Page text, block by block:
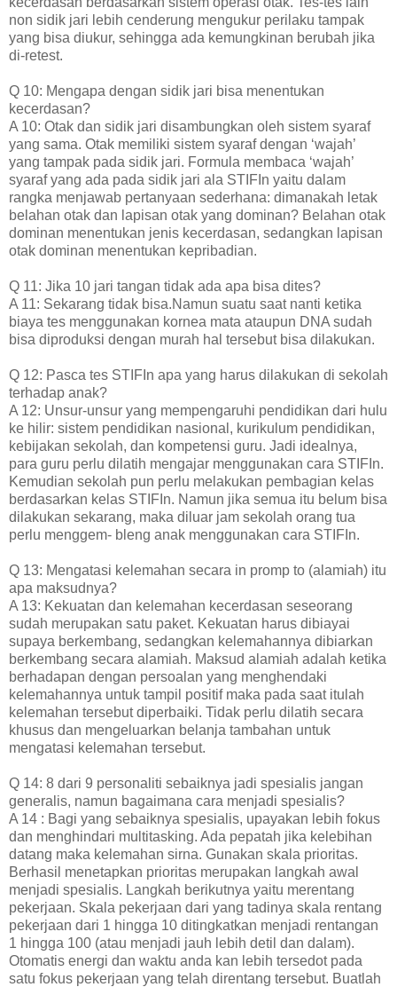
non sidik jari lebih cenderung mengukur perilaku tampak
yang bisa diukur, sehingga ada kemungkinan berubah jika
di-retest.
Q 10: Mengapa dengan sidik jari bisa menentukan
kecerdasan?
A 10: Otak dan sidik jari disambungkan oleh sistem syaraf
yang sama. Otak memiliki sistem syaraf dengan ‘wajah’
yang tampak pada sidik jari. Formula membaca ‘wajah’
syaraf yang ada pada sidik jari ala STIFIn yaitu dalam
rangka menjawab pertanyaan sederhana: dimanakah letak
belahan otak dan lapisan otak yang dominan? Belahan otak
dominan menentukan jenis kecerdasan, sedangkan lapisan
otak dominan menentukan kepribadian.
Q 11: Jika 10 jari tangan tidak ada apa bisa dites?
A 11: Sekarang tidak bisa.Namun suatu saat nanti ketika
biaya tes menggunakan kornea mata ataupun DNA sudah
bisa diproduksi dengan murah hal tersebut bisa dilakukan.
Q 12: Pasca tes STIFIn apa yang harus dilakukan di sekolah
terhadap anak?
A 12: Unsur-unsur yang mempengaruhi pendidikan dari hulu
ke hilir: sistem pendidikan nasional, kurikulum pendidikan,
kebijakan sekolah, dan kompetensi guru. Jadi idealnya,
para guru perlu dilatih mengajar menggunakan cara STIFIn.
Kemudian sekolah pun perlu melakukan pembagian kelas
berdasarkan kelas STIFIn. Namun jika semua itu belum bisa
dilakukan sekarang, maka diluar jam sekolah orang tua
perlu menggem- bleng anak menggunakan cara STIFIn.
Q 13: Mengatasi kelemahan secara in promp to (alamiah) itu
apa maksudnya?
A 13: Kekuatan dan kelemahan kecerdasan seseorang
sudah merupakan satu paket. Kekuatan harus dibiayai
supaya berkembang, sedangkan kelemahannya dibiarkan
berkembang secara alamiah. Maksud alamiah adalah ketika
berhadapan dengan persoalan yang menghendaki
kelemahannya untuk tampil positif maka pada saat itulah
kelemahan tersebut diperbaiki. Tidak perlu dilatih secara
khusus dan mengeluarkan belanja tambahan untuk
mengatasi kelemahan tersebut.
Q 14: 8 dari 9 personaliti sebaiknya jadi spesialis jangan
generalis, namun bagaimana cara menjadi spesialis?
A 14 : Bagi yang sebaiknya spesialis, upayakan lebih fokus
dan menghindari multitasking. Ada pepatah jika kelebihan
datang maka kelemahan sirna. Gunakan skala prioritas.
Berhasil menetapkan prioritas merupakan langkah awal
menjadi spesialis. Langkah berikutnya yaitu merentang
pekerjaan. Skala pekerjaan dari yang tadinya skala rentang
pekerjaan dari 1 hingga 10 ditingkatkan menjadi rentangan
1 hingga 100 (atau menjadi jauh lebih detil dan dalam).
Otomatis energi dan waktu anda kan lebih tersedot pada
satu fokus pekerjaan yang telah direntang tersebut. Buatlah